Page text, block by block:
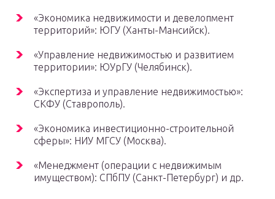
«Экономика недвижимости и девелопмент
территорий»: ЮГУ (Ханты-Мансийск).
«Управление недвижимостью и развитием
территории»: ЮУрГУ (Челябинск).
«Экспертиза и управление недвижимостью»:
СКФУ (Ставрополь).
«Экономика инвестиционно-строительной
сферы»: НИУ МГСУ (Москва).
«Менеджмент (операции с недвижимым
имуществом): СПбПУ (Санкт-Петербург) и др.